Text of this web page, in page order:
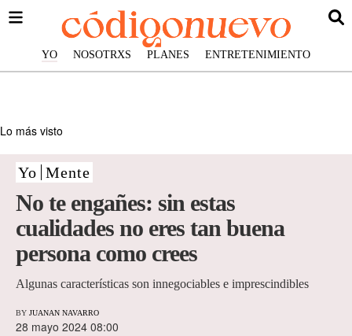
YO NOSOTRXS PLANES ENTRETENIMIENTO
Lo más visto
Yo Mente
No te engañes: sin estas
cualidades no eres tan buena
persona como crees
Algunas características son innegociables e imprescindibles
BY JUANAN NAVARRO
28 mayo 2024 08:00